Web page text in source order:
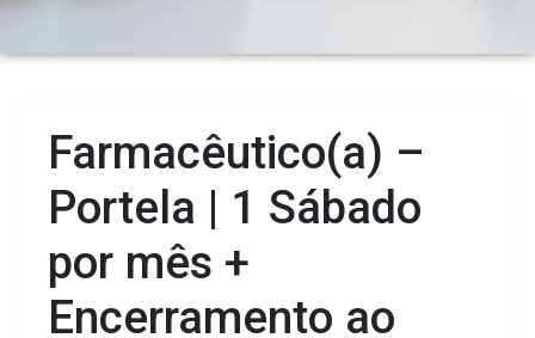
Farmacêutico(a) –
Portela | 1 Sábado
por mês +
Encerramento ao